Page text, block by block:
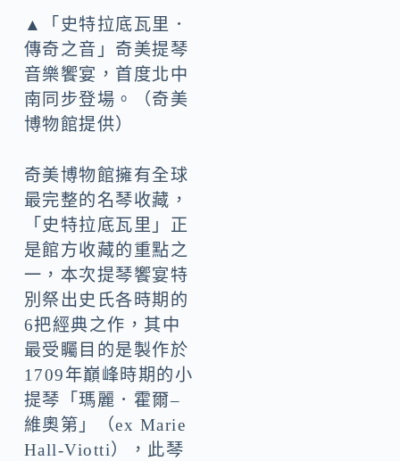
▲「史特拉底瓦里．
傳奇之音」奇美提琴
音樂饗宴，首度北中
南同步登場。（奇美
博物館提供）
奇美博物館擁有全球
最完整的名琴收藏，
「史特拉底瓦里」正
是館方收藏的重點之
一，本次提琴饗宴特
別祭出史氏各時期的
6把經典之作，其中
最受矚目的是製作於
1709年巔峰時期的小
提琴「瑪麗．霍爾–
維奧第」（ex Marie
Hall-Viotti），此琴